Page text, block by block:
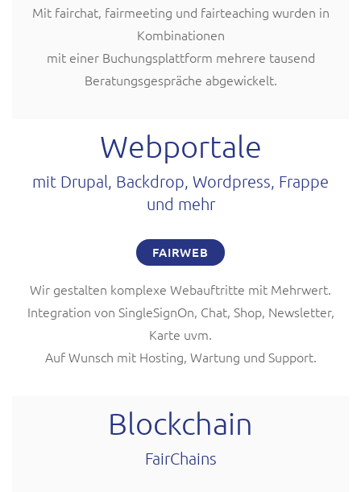
Mit fairchat, fairmeeting und fairteaching wurden in
Kombinationen
mit einer Buchungsplattform mehrere tausend
Beratungsgespräche abgewickelt.
Webportale
mit Drupal, Backdrop, Wordpress, Frappe
und mehr
FAIRWEB
Wir gestalten komplexe Webauftritte mit Mehrwert.
Integration von SingleSignOn, Chat, Shop, Newsletter,
Karte uvm.
Auf Wunsch mit Hosting, Wartung und Support.
Blockchain
FairChains